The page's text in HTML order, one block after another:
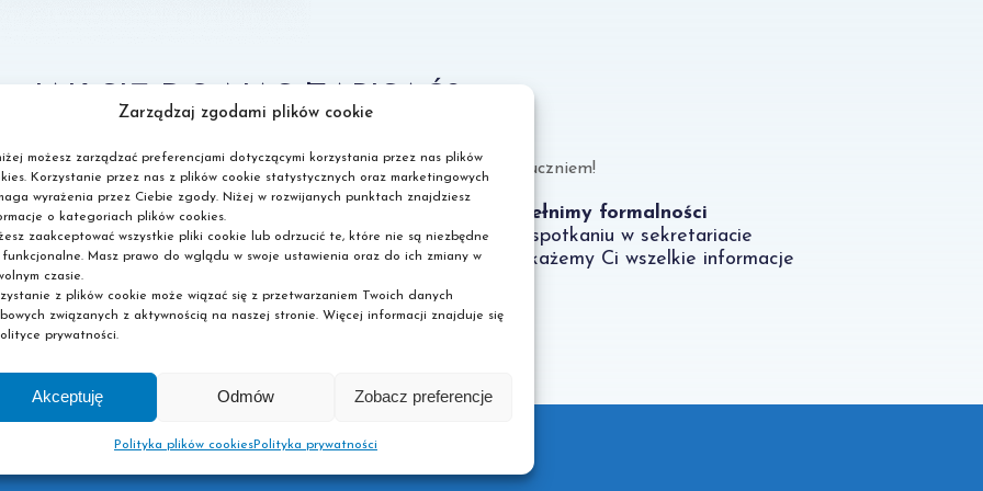
Zarządzaj zgodami plików cookie
możesz zarządzać preferencjami dotyczącymi korzystania przez nas plików
Korzystanie przez nas z plików cookie statystycznych oraz marketingowych
wyrażenia przez Ciebie zgody. Niżej w rozwijanych punktach znajdziesz
o kategoriach plików cookies.
zaakceptować wszystkie pliki cookie lub odrzucić te, które nie są niezbędne
Masz prawo do wglądu w swoje ustawienia oraz do ich zmiany w
czasie.
z plików cookie może wiązać się z przetwarzaniem Twoich danych
związanych z aktywnością na naszej stronie. Więcej informacji znajduje się
prywatności.
Akceptuję Odmów Zobacz preferencje
Polityka plików cookiesPolityka prywatności
JAK SIĘ DO NAS ZAPISAĆ?
ograniczeń, wypełnij formularz, przygotuj dokumenty i zostań uczniem!
2
Oddzwonimy
- umówimy dogodny termin
dopełnienia formalności
3
Dopełnimy formalności
- na spotkaniu w sekretariacie
przekażemy Ci wszelkie informacje